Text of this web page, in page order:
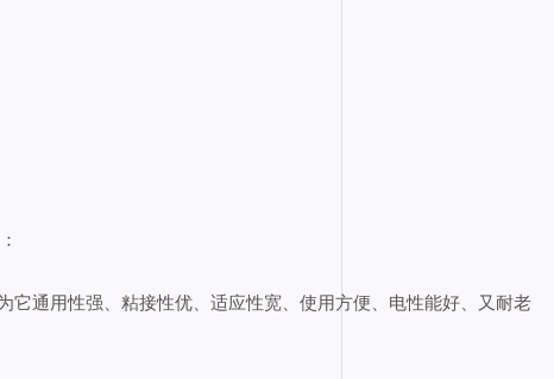
它通用性强、粘接性优、适应性宽、使用方便、电性能好、又耐老